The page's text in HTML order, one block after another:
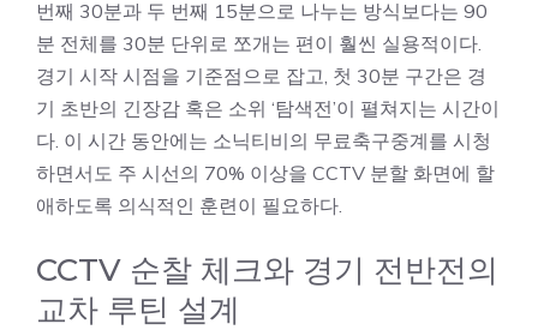
번째 30분과 두 번째 15분으로 나누는 방식보다는 90
분 전체를 30분 단위로 쪼개는 편이 훨씬 실용적이다.
경기 시작 시점을 기준점으로 잡고, 첫 30분 구간은 경
기 초반의 긴장감 혹은 소위 ‘탐색전’이 펼쳐지는 시간이
다. 이 시간 동안에는 소닉티비의 무료축구중계를 시청
하면서도 주 시선의 70% 이상을 CCTV 분할 화면에 할
애하도록 의식적인 훈련이 필요하다.
CCTV 순찰 체크와 경기 전반전의
교차 루틴 설계